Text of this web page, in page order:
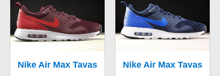
Nike Air Max Tavas Nike Air Max Tavas